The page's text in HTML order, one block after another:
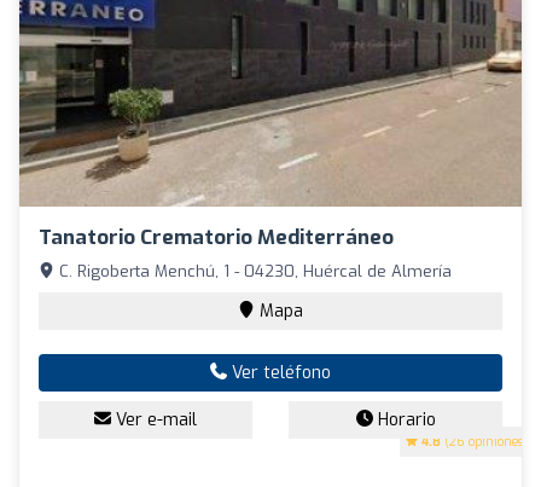
Tanatorio Crematorio Mediterráneo
4.8 (26 opiniones)
C. Rigoberta Menchú, 1 - 04230, Huércal de Almería
Mapa
Ver teléfono
Ver e-mail Horario